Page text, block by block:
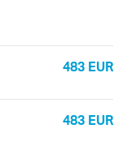
483 EUR
483 EUR